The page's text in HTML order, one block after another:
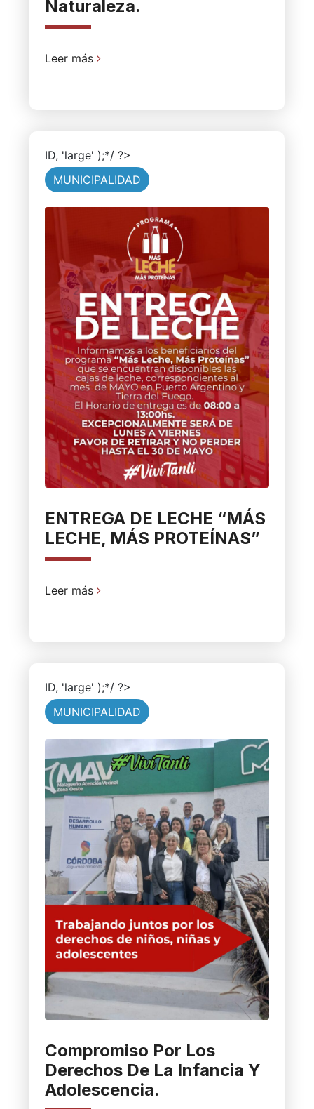
Naturaleza.
Leer más
ID, 'large' );*/ ?>
MUNICIPALIDAD
ENTREGA DE LECHE “MÁS
LECHE, MÁS PROTEÍNAS”
Leer más
ID, 'large' );*/ ?>
MUNICIPALIDAD
Compromiso Por Los
Derechos De La Infancia Y
Adolescencia.